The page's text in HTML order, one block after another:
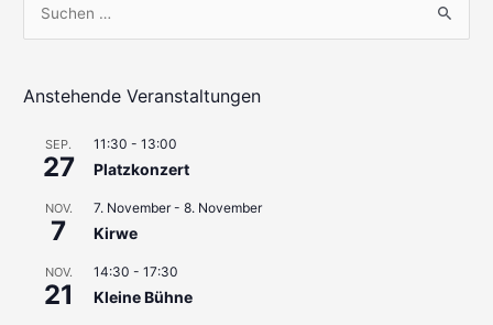
h
Anstehende Veranstaltungen
SEP.
27
11:30 -13:00
Platzkonzert
NOV.
7
7. November-8. November
Kirwe
NOV.
21
14:30 -17:30
Kleine Bühne